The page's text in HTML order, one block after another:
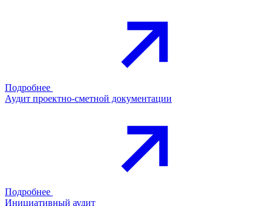
Подробнее
Аудит проектно-сметной документации
Подробнее
Инициативный аудит